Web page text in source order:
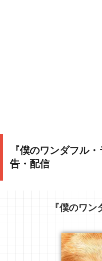
『僕のワンダフル
告・配信
『僕のワン